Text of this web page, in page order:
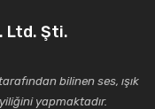
Ltd. Şti.
bilinen ses, ışık
yapmaktadır.